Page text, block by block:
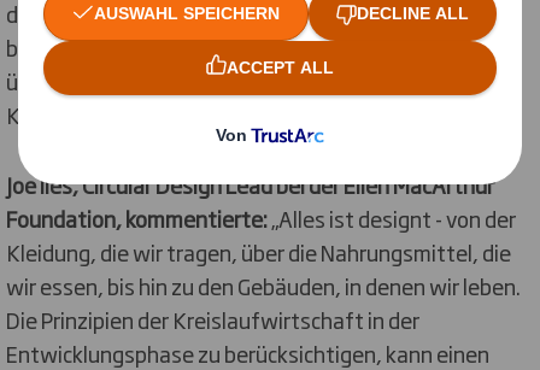
dabei helfen, uns selbst herauszufordern und noch
bessere Verpackungen zu entwerfen. Ich bin
überzeugt, dass unsere globalen Kunden von unseren
Kreislauf Design Prinzipien profitieren werden.“
Joe Iles, Circular Design Lead bei der Ellen MacArthur
Foundation, kommentierte:„Alles ist designt - von der
Kleidung, die wir tragen, über die Nahrungsmittel, die
wir essen, bis hin zu den Gebäuden, in denen wir leben.
Die Prinzipien der Kreislaufwirtschaft in der
Entwicklungsphase zu berücksichtigen, kann einen